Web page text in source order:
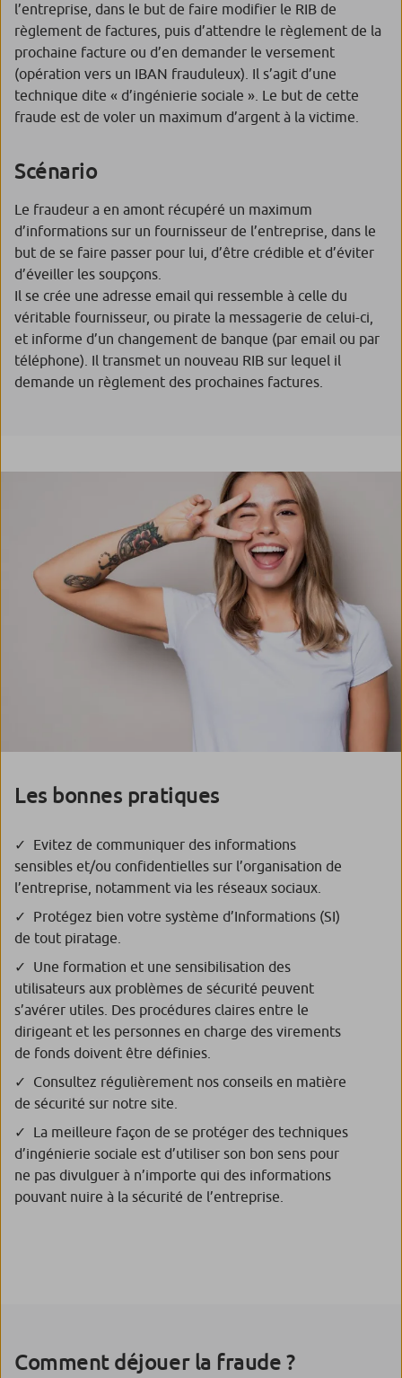
l’entreprise, dans le but de faire modifier le RIB de
règlement de factures, puis d’attendre le règlement de la
prochaine facture ou d’en demander le versement
(opération vers un IBAN frauduleux). Il s’agit d’une
technique dite « d’ingénierie sociale ». Le but de cette
fraude est de voler un maximum d’argent à la victime.
Scénario
Le fraudeur a en amont récupéré un maximum
d’informations sur un fournisseur de l’entreprise, dans le
but de se faire passer pour lui, d’être crédible et d’éviter
d’éveiller les soupçons.
Il se crée une adresse email qui ressemble à celle du
véritable fournisseur, ou pirate la messagerie de celui-ci,
et informe d’un changement de banque (par email ou par
téléphone). Il transmet un nouveau RIB sur lequel il
demande un règlement des prochaines factures.
Les bonnes pratiques
Evitez de communiquer des informations
sensibles et/ou confidentielles sur l’organisation de
l’entreprise, notamment via les réseaux sociaux.
Protégez bien votre système d’Informations (SI)
de tout piratage.
Une formation et une sensibilisation des
utilisateurs aux problèmes de sécurité peuvent
s’avérer utiles. Des procédures claires entre le
dirigeant et les personnes en charge des virements
de fonds doivent être définies.
Consultez régulièrement nos conseils en matière
de sécurité sur notre site.
La meilleure façon de se protéger des techniques
d’ingénierie sociale est d’utiliser son bon sens pour
ne pas divulguer à n’importe qui des informations
pouvant nuire à la sécurité de l’entreprise.
Comment déjouer la fraude ?